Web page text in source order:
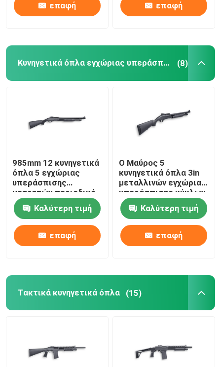
Προϊόντα
Επισκεψή εργοστασίου
Επικοινωνήστε μαζί μας
Ειδήσεις
Ημι αυτόματα κυνηγετικά όπλα
Κυνηγετικά όπλα εγχώριας υπεράσπισης
επαφή επαφή
Κυνηγετικά όπλα εγχώριας υπεράσπισης (8)
985mm 12 κυνηγετικά
όπλα 5 εγχώριας
υπεράσπισης
μετρητών περιοδικό
κύκλων
Καλύτερη τιμή
επαφή
Ο Μαύρος 5
κυνηγετικά όπλα 3in
μεταλλινών εγχώριας
υπεράσπισης κύκλων
κυνηγετικό όπλο
δράσης αντλιών
αιθουσών
Καλύτερη τιμή
επαφή
Τακτικά κυνηγετικά όπλα (15)